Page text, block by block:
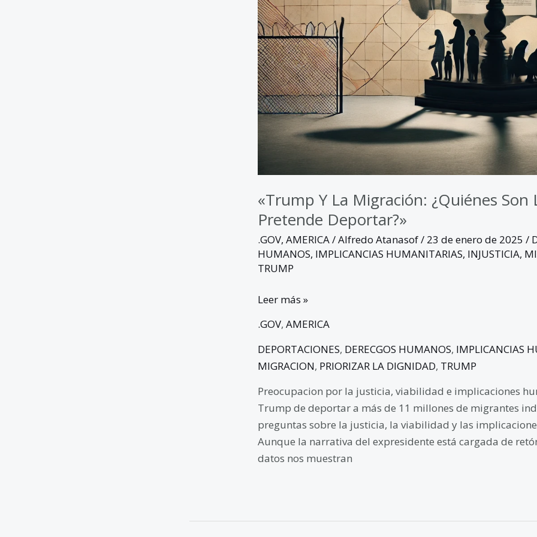
«Trump Y La Migración: ¿Quiénes
Pretende Deportar?»
.GOV, AMERICA/Alfredo Atanasof/ 23 de enero de 2025 /
HUMANOS, IMPLICANCIAS HUMANITARIAS, INJUSTICIA,
TRUMP
Leer más »
.GOV, AMERICA
DEPORTACIONES, DERECGOS HUMANOS, IMPLICANCIAS
MIGRACION, PRIORIZAR LA DIGNIDAD, TRUMP
Preocupacion por la justicia, viabilidad e implicaciones
Trump de deportar a más de 11 millones de migrantes
preguntas sobre la justicia, la viabilidad y las
Aunque la narrativa del expresidente está cargada de
datos nos muestran